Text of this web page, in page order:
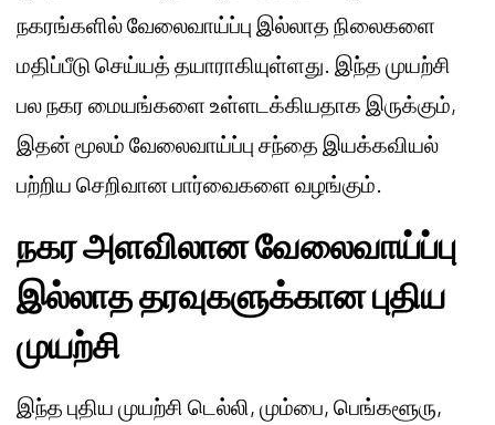
நகரங்களில் வேலைவாய்ப்பு இல்லாத நிலைகளை
மதிப்பீடு செய்யத் தயாராகியுள்ளது. இந்த முயற்சி
பல நகர மையங்களை உள்ளடக்கியதாக இருக்கும்,
இதன் மூலம் வேலைவாய்ப்பு சந்தை இயக்கவியல்
பற்றிய செறிவான பார்வைகளை வழங்கும்.
நகர அளவிலான வேலைவாய்ப்பு
இல்லாத தரவுகளுக்கான புதிய
முயற்சி
இந்த புதிய முயற்சி டெல்லி, மும்பை, பெங்களூரு,